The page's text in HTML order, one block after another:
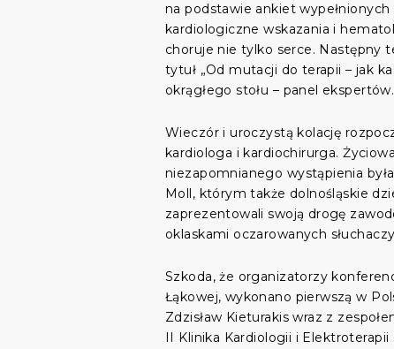
na podstawie ankiet
kardiologiczne wskazania i
choruje nie tylko serce. Następny
tytuł „Od mutacji do terapii – jak
okrągłego stołu – panel ekspertów.
Wieczór i uroczystą kolację
kardiologa i kardiochirurga.
niezapomnianego wystąpienia
Moll, którym także dolnośląskie
zaprezentowali swoją drogę
oklaskami oczarowanych
Szkoda, że organizatorzy
Łąkowej, wykonano pierwszą w
Zdzisław Kieturakis wraz z
II Klinika Kardiologii i